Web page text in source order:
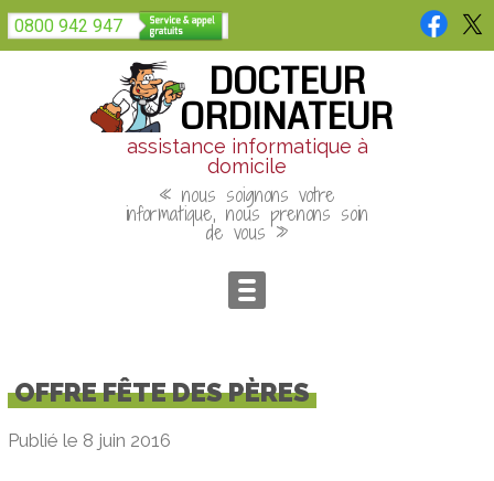
0800 942 947
DOCTEUR
ORDINATEUR
assistance informatique à
domicile
« nous soignons votre
informatique, nous prenons soin
de vous »
OFFRE FÊTE DES PÈRES
Publié le 8 juin 2016
Panneau de gestion des cookies